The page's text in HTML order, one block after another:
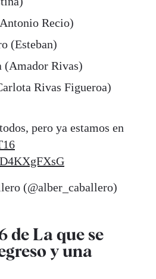
Recio)
(Esteban)
(Amador Rivas)
Rivas Figueroa)
pero ya estamos en
(@alber_caballero)
de La que se
y una